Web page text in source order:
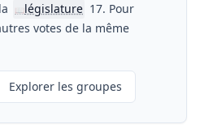
📖législature 17. Pour
votes de la même
Explorer les groupes